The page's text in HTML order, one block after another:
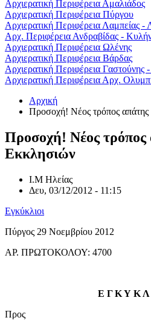
Αρχιερατική Περιφέρεια Αμαλιάδος
Αρχιερατική Περιφέρεια Πύργου
Αρχιερατική Περιφέρεια Λαμπείας
Αρχ. Περιφέρεια Ανδραβίδας -
Αρχιερατική Περιφέρεια Ωλένης
Αρχιερατική Περιφέρεια Βάρδας
Αρχιερατική Περιφέρεια Γαστούνης
Αρχιερατική Περιφέρεια Αρχ.
Αρχική
Προσοχή! Νέος τρόπος
Προσοχή! Νέος τρόπος
Εκκλησιών
Ι.Μ Ηλείας
Δευ, 03/12/2012 - 11:15
Εγκύκλιοι
Πύργος 29 Nοεμβρίου 2012
ΑΡ. ΠΡΩΤΟΚΟΛΟΥ: 4700
Ε Γ Κ Υ Κ Λ
Προς